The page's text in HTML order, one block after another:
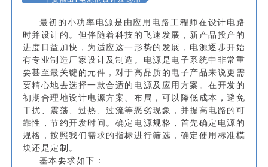
最初的小功率电源是由应用电路工程师在设计电路
时并设计的。但伴随着科技的飞速发展，新产品投产的
进度日益加快，为适应这一形势的发展，电源逐步开始
有专业制造厂家设计及制造。电源是电子系统中非常重
要甚至最关键的元件，对于高品质的电子产品来说更需
要精心地去选择一款合适的电源及应用方案。在开发的
初期合理地设计电源方案、布局，可以降低成本，避免
干扰、震荡、过热、过流等恶劣现象，并提高电路的可
靠性，节约开发时间。确定电源规格，首先确定电源的
规格，按照我们需求的指标进行筛选，确定使用标准模
块还是定制。
基本要求如下：